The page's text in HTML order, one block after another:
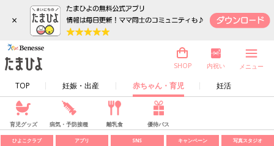
×
TOP 妊娠・出産 赤ちゃん・育児 妊活
SHOP 内祝い メニュー
育児グッズ 病気・予防接種 離乳食 優待パス
ひよこクラブ アプリ SNS キャンペーン 写真スタジオ